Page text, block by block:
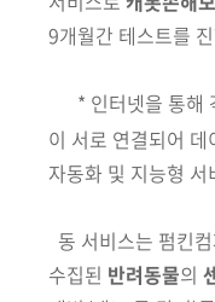
9개월간 테스트를
* 인터넷을 통해
이 서로 연결되어
자동화 및 지능형
동 서비스는 펌킨
수집된 반려동물의